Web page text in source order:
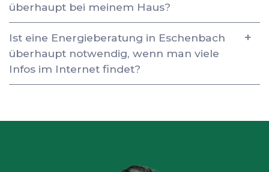
überhaupt bei meinem Haus?
Ist eine Energieberatung in Eschenbach
überhaupt notwendig, wenn man viele
Infos im Internet findet?